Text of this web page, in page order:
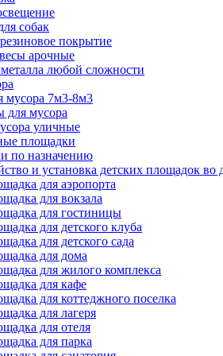
собак
покрытие
арочные
любой сложности
мусора 7м3-8м3
для мусора
уличные
площадки
по назначению
и установка детских площадок
для аэропорта
для вокзала
для гостиницы
для детского клуба
для детского сада
для дома
для жилого комплекса
для кафе
для коттеджного поселка
для лагеря
для отеля
для парка